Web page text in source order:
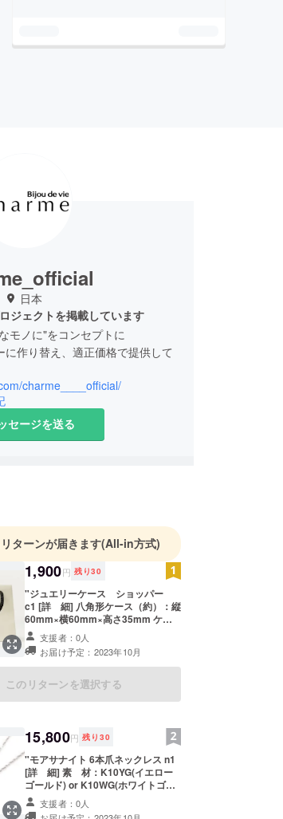
日本
ジェクトを掲載しています
モノに"をコンセプトに
作り替え、適正価格で提供して
charme____official/
セージを送る
ターンが届きます(All-in方式)
1,900円 残り30
"ジュエリーケース ショッパー
c1 [詳 細] 八角形ケース（約）：縦
60mm×横60mm×高さ35mm ケー
スカバー（約）：縦80mm×横
80mm×高さ75mm ショッパー
（約）：縦120mm×横140mm×高さ
140mm（開封時） ※こちらの価格
には消費税・送料が含まれます。 ※
と実際の商品では、ディスプレイに
よって色合いに違いが生じる場合が
ございます。ご了承下さい。 [内容]
シャルムオリジナルのジュエリー
ケースです。他にはあまりない八角
形の可愛らしいデザインで、美しく
ジュエリーを収納していただけま
支援者：0人
お届け予定：2023年10月
このリターンを選択する
15,800円 残り 30
"モアサナイト 6本爪ネックレス n1
[詳 細] 素 材：K10YG(イエロー
ゴールド) or K10WG(ホワイトゴー
ルド) or K10PG（ピンクゴール
ド） ※オプションからお選びくだ
支援者：0人